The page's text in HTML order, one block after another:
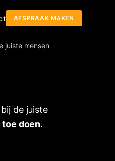
AFSPRAAK MAKEN
juiste mensen
de juiste
toe doen.